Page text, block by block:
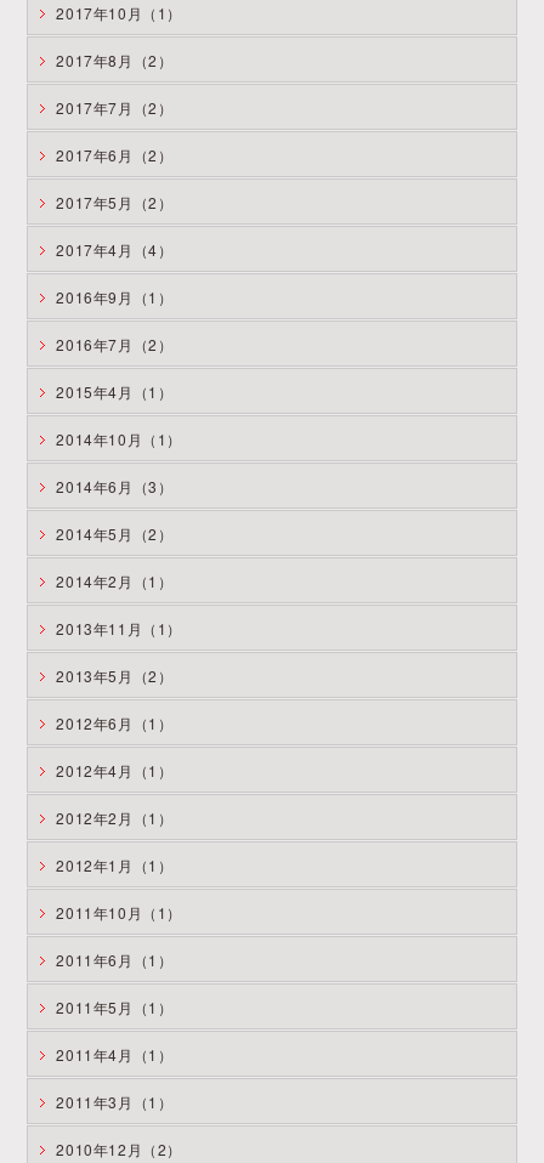
2017年10月（1）
2017年8月（2）
2017年7月（2）
2017年6月（2）
2017年5月（2）
2017年4月（4）
2016年9月（1）
2016年7月（2）
2015年4月（1）
2014年10月（1）
2014年6月（3）
2014年5月（2）
2014年2月（1）
2013年11月（1）
2013年5月（2）
2012年6月（1）
2012年4月（1）
2012年2月（1）
2012年1月（1）
2011年10月（1）
2011年6月（1）
2011年5月（1）
2011年4月（1）
2011年3月（1）
2010年12月（2）